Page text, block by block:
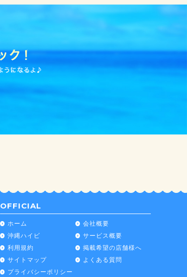
OFFICIAL
ホーム
会社概要
沖縄ハイビ
サービス概要
利用規約
掲載希望の店舗様へ
サイトマップ
よくある質問
プライバシーポリシー